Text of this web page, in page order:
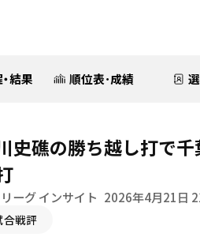
結果 順位表･成績
史礁の勝ち越し打で
ーグ インサイト 2026年4月21日
合戦評